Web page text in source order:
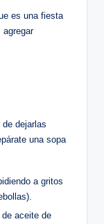
es una fiesta
agregar
dejarlas
una sopa
a gritos
aceite de